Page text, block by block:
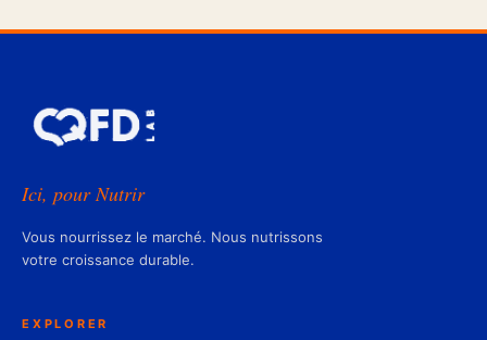
Ici, pour Nutrir
Vous nourrissez le marché. Nous nutrissons
votre croissance durable.
EXPLORER